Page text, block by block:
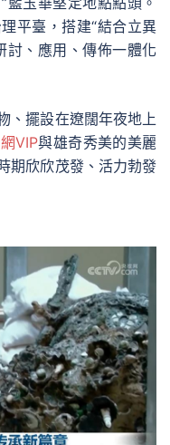
平臺，搭建“結合立異
討、應用、傳佈一體化
擺設在遼闊年夜地上
VIP與雄奇秀美的美麗
期欣欣茂發、活力勃發